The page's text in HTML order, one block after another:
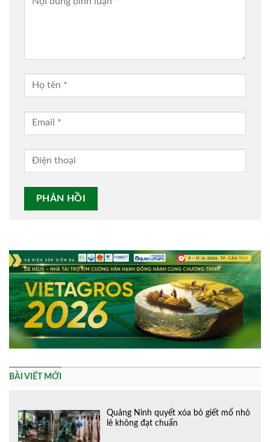
BÀI VIẾT MỚI
Quảng Ninh quyết xóa bỏ giết mổ nhỏ
lẻ không đạt chuẩn